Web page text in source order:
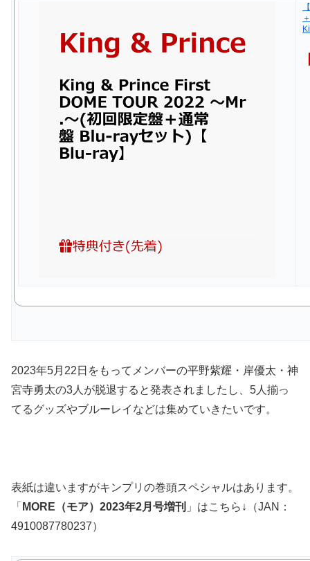
2023年5月22日をもってメンバーの平野紫耀・岸優太・神
宮寺勇太の3人が脱退すると発表されましたし、5人揃っ
てるグッズやブルーレイなどは集めていきたいです。
表紙は違いますがキンプリの巻頭スペシャルはあります。
「 MORE（モア）2023年2月号増刊 」はこちら↓（JAN：
4910087780237）